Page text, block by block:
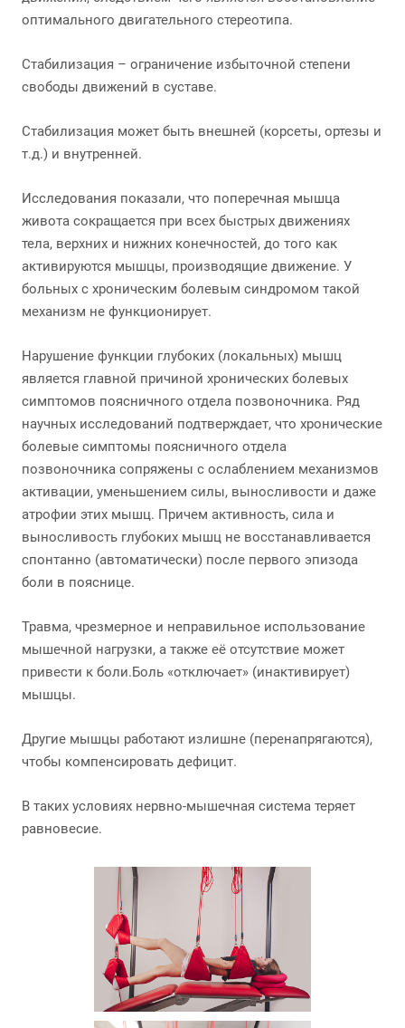
оптимального двигательного стереотипа.
Стабилизация – ограничение избыточной степени
свободы движений в суставе.
Стабилизация может быть внешней (корсеты, ортезы и
т.д.) и внутренней.
Исследования показали, что поперечная мышца
живота сокращается при всех быстрых движениях
тела, верхних и нижних конечностей, до того как
активируются мышцы, производящие движение. У
больных с хроническим болевым синдромом такой
механизм не функционирует.
Нарушение функции глубоких (локальных) мышц
является главной причиной хронических болевых
симптомов поясничного отдела позвоночника. Ряд
научных исследований подтверждает, что хронические
болевые симптомы поясничного отдела
позвоночника сопряжены с ослаблением механизмов
активации, уменьшением силы, выносливости и даже
атрофии этих мышц. Причем активность, сила и
выносливость глубоких мышц не восстанавливается
спонтанно (автоматически) после первого эпизода
боли в пояснице.
Травма, чрезмерное и неправильное использование
мышечной нагрузки, а также её отсутствие может
привести к боли.Боль «отключает» (инактивирует)
мышцы.
Другие мышцы работают излишне (перенапрягаются),
чтобы компенсировать дефицит.
В таких условиях нервно-мышечная система теряет
равновесие.